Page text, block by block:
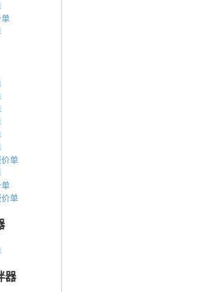
单
单
器